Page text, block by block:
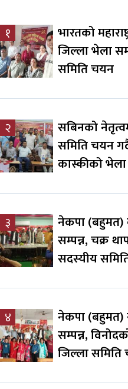
१
भारतको
जिल्ला भेला
समिति चयन
२
सबिनको
समिति चयन
कास्कीको भेला
३
नेकपा (बहुमत)
सम्पन्न, चक्र
सदस्यीय
४
नेकपा (बहुमत)
सम्पन्न,
जिल्ला